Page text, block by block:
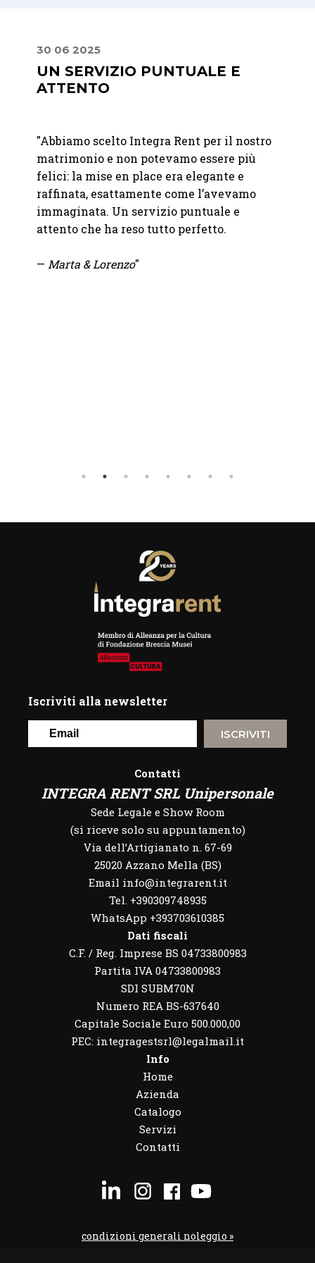
30 06 2025
UN SERVIZIO PUNTUALE E
ATTENTO
"Abbiamo scelto Integra Rent per il nostro
matrimonio e non potevamo essere più
felici: la mise en place era elegante e
raffinata, esattamente come l’avevamo
immaginata. Un servizio puntuale e
attento che ha reso tutto perfetto.
— Marta & Lorenzo"
Iscriviti alla newsletter
ISCRIVITI
Contatti
INTEGRA RENT SRL Unipersonale
Sede Legale e Show Room
(si riceve solo su appuntamento)
Via dell’Artigianato n. 67-69
25020 Azzano Mella (BS)
Email info@integrarent.it
Tel. +390309748935
WhatsApp +393703610385
Dati fiscali
C.F. / Reg. Imprese BS 04733800983
Partita IVA 04733800983
SDI SUBM70N
Numero REA BS-637640
Capitale Sociale Euro 500.000,00
PEC: integragestsrl@legalmail.it
Info
Home
Azienda
Catalogo
Servizi
Contatti
condizioni generali noleggio »